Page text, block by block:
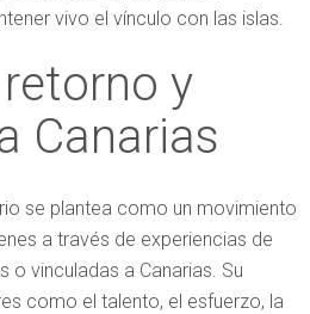
vivo el vínculo con las islas.
y
Canarias
se plantea como un movimiento
a través de experiencias de
o vinculadas a Canarias. Su
como el talento, el esfuerzo, la